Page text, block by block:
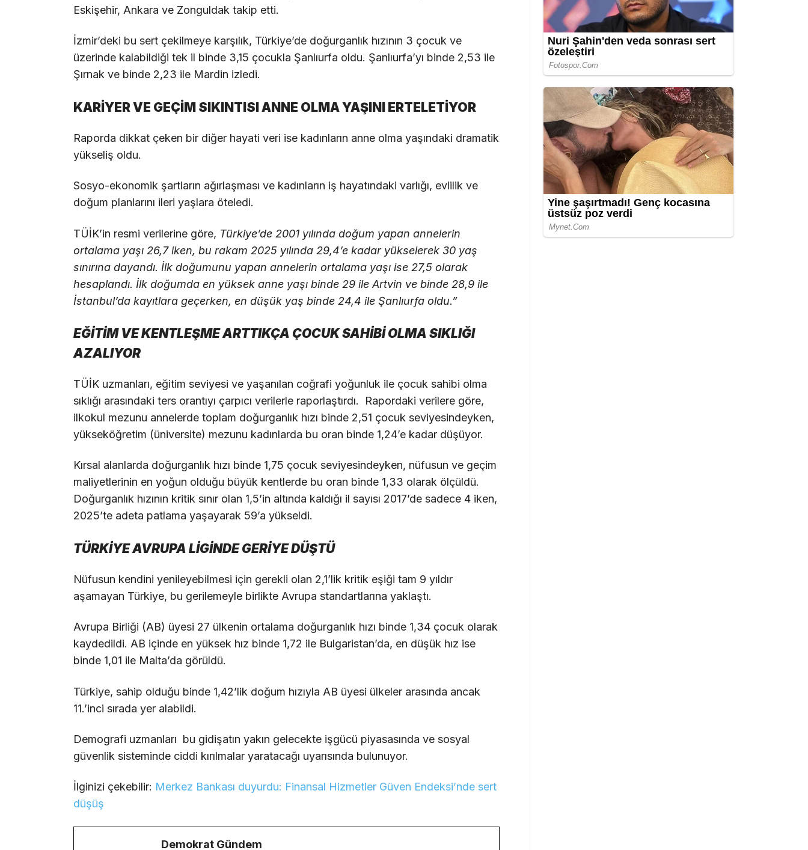
Eskişehir, Ankara ve Zonguldak takip etti.
İzmir’deki bu sert çekilmeye karşılık, Türkiye’de doğurganlık hızının 3 çocuk ve
üzerinde kalabildiği tek il binde 3,15 çocukla Şanlıurfa oldu. Şanlıurfa’yı binde 2,53 ile
Şırnak ve binde 2,23 ile Mardin izledi.
KARİYER VE GEÇİM SIKINTISI ANNE OLMA YAŞINI ERTELETİYOR
Raporda dikkat çeken bir diğer hayati veri ise kadınların anne olma yaşındaki dramatik
yükseliş oldu.
Sosyo-ekonomik şartların ağırlaşması ve kadınların iş hayatındaki varlığı, evlilik ve
doğum planlarını ileri yaşlara öteledi.
TÜİK’in resmi verilerine göre, Türkiye’de 2001 yılında doğum yapan annelerin
ortalama yaşı 26,7 iken, bu rakam 2025 yılında 29,4’e kadar yükselerek 30 yaş
sınırına dayandı. İlk doğumunu yapan annelerin ortalama yaşı ise 27,5 olarak
hesaplandı. İlk doğumda en yüksek anne yaşı binde 29 ile Artvin ve binde 28,9 ile
İstanbul’da kayıtlara geçerken, en düşük yaş binde 24,4 ile Şanlıurfa oldu.”
EĞİTİM VE KENTLEŞME ARTTIKÇA ÇOCUK SAHİBİ OLMA SIKLIĞI
AZALIYOR
TÜİK uzmanları, eğitim seviyesi ve yaşanılan coğrafi yoğunluk ile çocuk sahibi olma
sıklığı arasındaki ters orantıyı çarpıcı verilerle raporlaştırdı. Rapordaki verilere göre,
ilkokul mezunu annelerde toplam doğurganlık hızı binde 2,51 çocuk seviyesindeyken,
yükseköğretim (üniversite) mezunu kadınlarda bu oran binde 1,24’e kadar düşüyor.
Kırsal alanlarda doğurganlık hızı binde 1,75 çocuk seviyesindeyken, nüfusun ve geçim
maliyetlerinin en yoğun olduğu büyük kentlerde bu oran binde 1,33 olarak ölçüldü.
Doğurganlık hızının kritik sınır olan 1,5’in altında kaldığı il sayısı 2017’de sadece 4 iken,
2025’te adeta patlama yaşayarak 59’a yükseldi.
TÜRKİYE AVRUPA LİGİNDE GERİYE DÜŞTÜ
Nüfusun kendini yenileyebilmesi için gerekli olan 2,1’lik kritik eşiği tam 9 yıldır
aşamayan Türkiye, bu gerilemeyle birlikte Avrupa standartlarına yaklaştı.
Avrupa Birliği (AB) üyesi 27 ülkenin ortalama doğurganlık hızı binde 1,34 çocuk olarak
kaydedildi. AB içinde en yüksek hız binde 1,72 ile Bulgaristan’da, en düşük hız ise
binde 1,01 ile Malta’da görüldü.
Türkiye, sahip olduğu binde 1,42’lik doğum hızıyla AB üyesi ülkeler arasında ancak
11.’inci sırada yer alabildi.
Demografi uzmanları bu gidişatın yakın gelecekte işgücü piyasasında ve sosyal
güvenlik sisteminde ciddi kırılmalar yaratacağı uyarısında bulunuyor.
İlginizi çekebilir: Merkez Bankası duyurdu: Finansal Hizmetler Güven Endeksi’nde sert
düşüş
Demokrat Gündem